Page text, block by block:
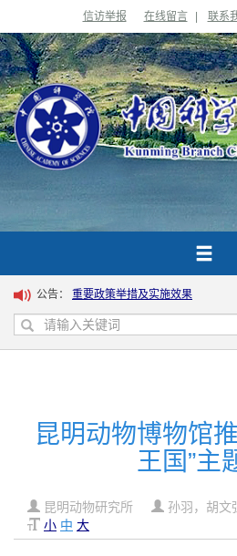
信访举报 在线留言 联系
公告： 重要政策举措及实施效果
昆明动物博物馆
王国”主
昆明动物研究所 孙羽，胡文
小 中 大